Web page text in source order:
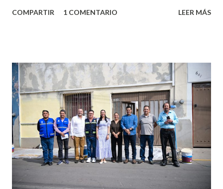
partes de ti que jamás hubieras imaginado. El problema es
conoces ni la mitad de lo que deberías saber. Pero incluso
quienes ya han tenido relaciones sexuales no son expertos
o expertas en el tema. Siempre hay algo nuevo que
aprender y nuevas experiencias que conocer. Si eres una
chica y aún no has tenido relaciones sexuales, tal vez
pienses que el sexo será increíble y no puedas esperar para
experimentarlo, pero como cualquier persona con
experiencia te dirá, siempre es mejor cuando ambas partes
son suficientemen...
COMPARTIR 1 COMENTARIO LEER MÁS